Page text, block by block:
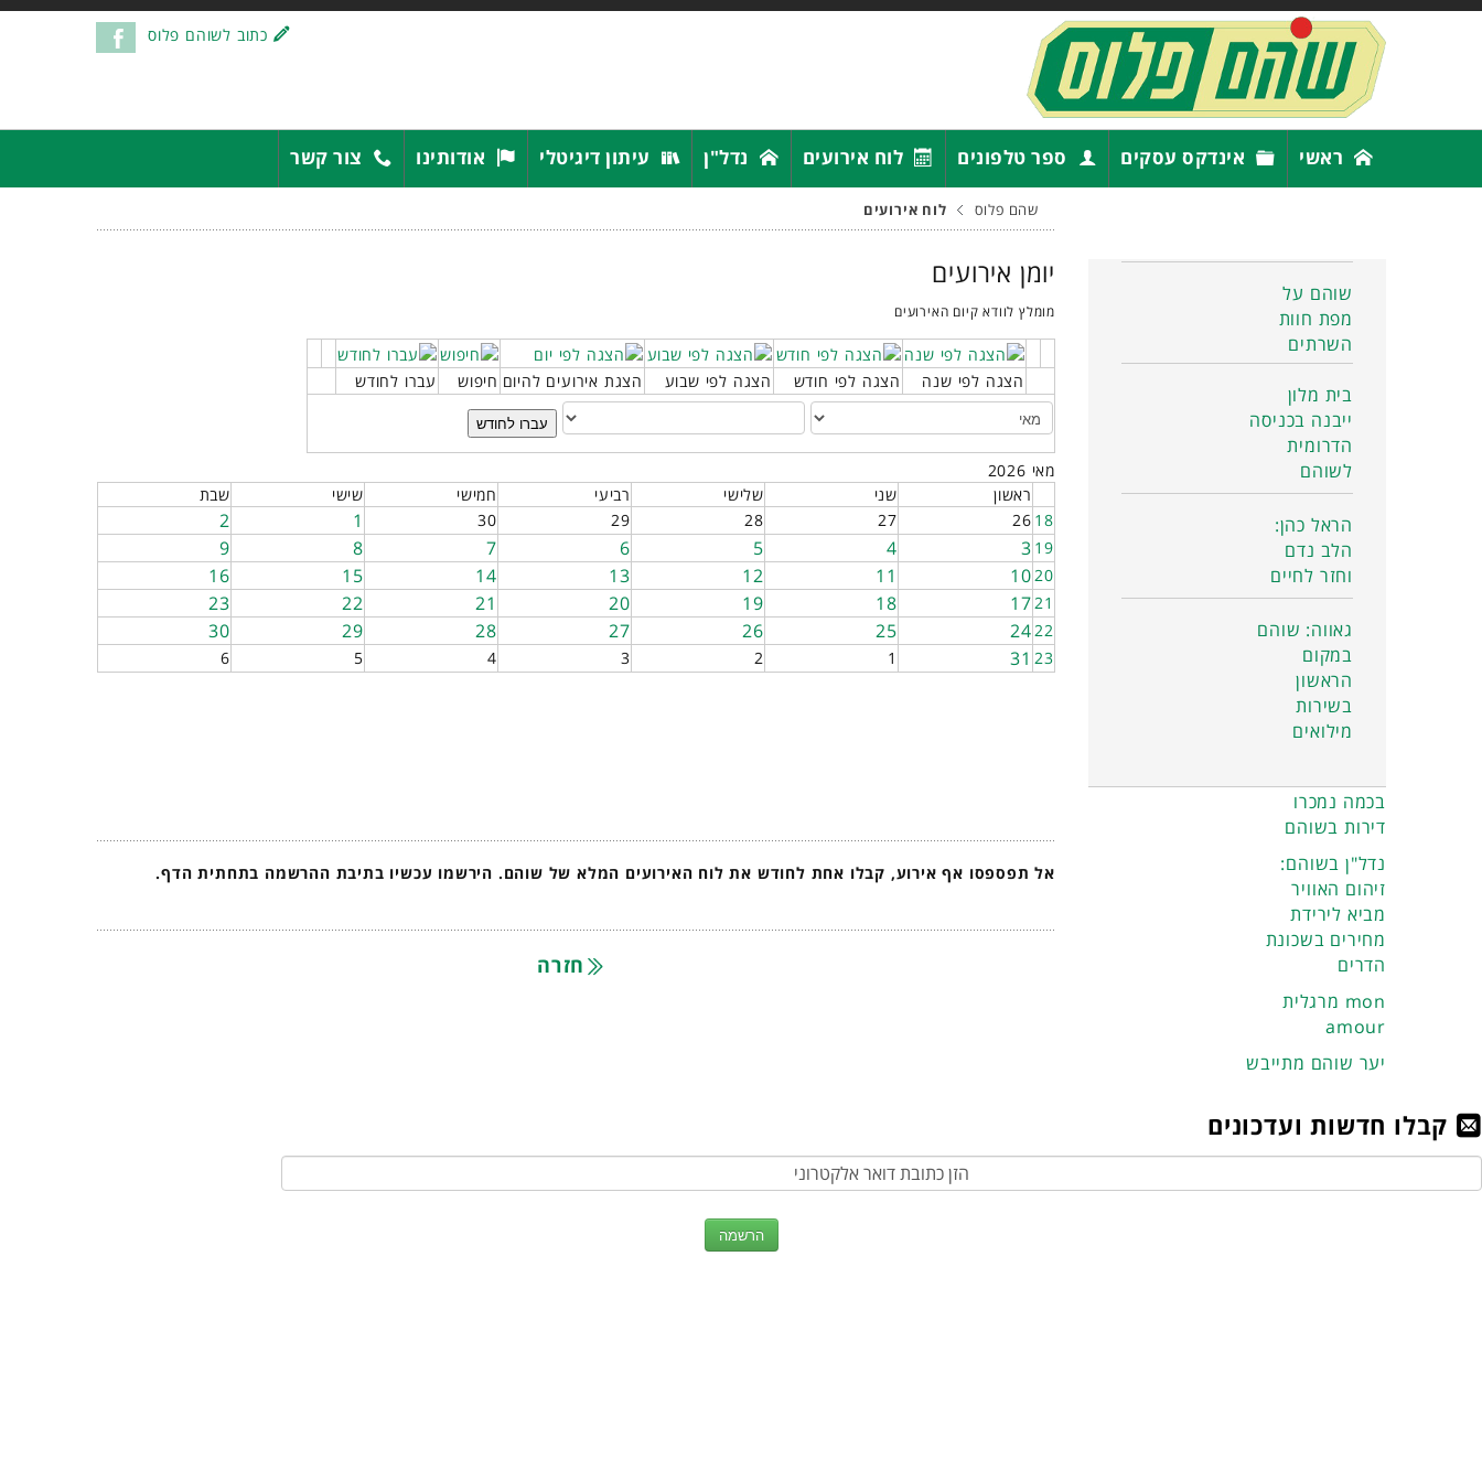
כתוב לשוהם פלוס
ראשי אינדקס עסקים ספר טלפונים לוח אירועים נדל"ן עיתון דיגיטלי אודותינו צור קשר
שהם פלוס לוח אירועים
יומן אירועים
מומלץ לוודא קיום האירועים
הצגה לפי שנה הצגה לפי חודש הצגה לפי שבוע הצגת אירועים להיום חיפוש
עברו לחודש
עברו לחודש
מאי 2026
ראשון
שני שלישי רביעי חמישי שישי
שבת
18
26
27
28
29
30
1
2
19
3
4
5
6
7
8
9
20
10
11
12
13
14
15
16
21
17
18
19
20
21
22
23
22
24
25
26
27
28
29
30
23
31
1
2
3
4
5
6
אל תפספסו אף אירוע, קבלו אחת לחודש את לוח האירועים המלא של שוהם. הירשמו עכשיו בתיבת ההרשמה בתחתית הדף.
חזרה
שוהם על
מפת חוות
השרתים
בית מלון
ייבנה בכניסה
הדרומית
לשוהם
הראל כהן:
הלב נדם
וחזר לחיים
גאווה: שוהם
במקום
הראשון
בשירות
מילואים
בכמה נמכרו
דירות בשוהם
נדל"ן בשוהם:
זיהום האוויר
מביא לירידת
מחירים בשכונת
הדרים
מרגלית mon
amour
יער שוהם מתייבש
קבלו חדשות ועדכונים